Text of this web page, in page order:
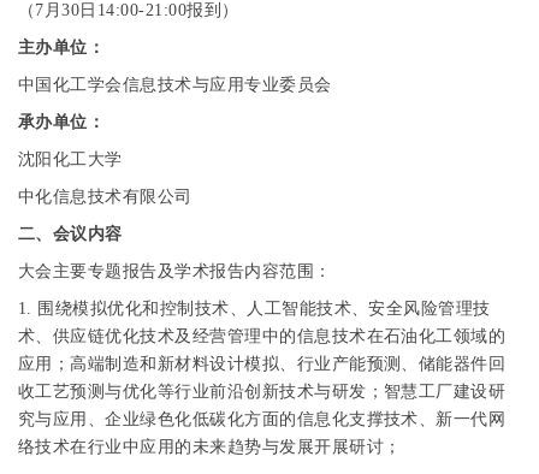
（ 7 月30 日 14:00-21:00报到）
主办单位：
中国化工学会信息技术与应用专业委员会
承办单位：
沈阳化工大学
中化信息技术有限公司
二、会议内容
大会主要专题报告及学术报告内容范围：
1. 围绕模拟优化和控制技术、人工智能技术、安全风险管理技
术、供应链优化技术及经营管理中的信息技术在石油化工领域的
应用；高端制造和新材料设计模拟、行业产能预测、储能器件回
收工艺预测与优化等行业前沿创新技术与研发；智慧工厂建设研
究与应用、企业绿色化低碳化方面的信息化支撑技术、新一代网
络技术在行业中应用的未来趋势与发展开展研讨；